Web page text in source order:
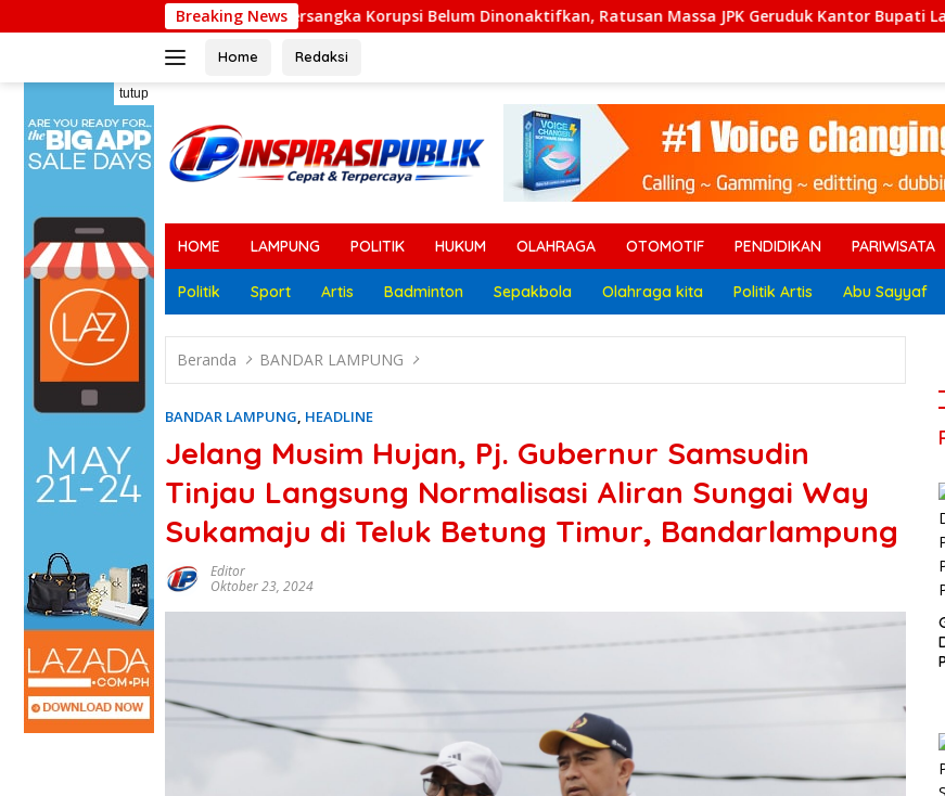
ke
Breaking News
Sekda Tersangka Korupsi Belum Dinonaktifkan, Ratusan Massa JPK Geruduk Kantor Bupati Lamteng Polri
Home Redaksi
tutup
HOME LAMPUNG POLITIK HUKUM OLAHRAGA OTOMOTIF PENDIDIKAN PARIWISATA
Politik Sport Artis Badminton Sepakbola Olahraga kita Politik Artis Abu Sayyaf
Beranda BANDAR LAMPUNG
BANDAR LAMPUNG, HEADLINE
Jelang Musim Hujan, Pj. Gubernur Samsudin
Tinjau Langsung Normalisasi Aliran Sungai Way
Sukamaju di Teluk Betung Timur, Bandarlampung
Editor
Oktober 23, 2024